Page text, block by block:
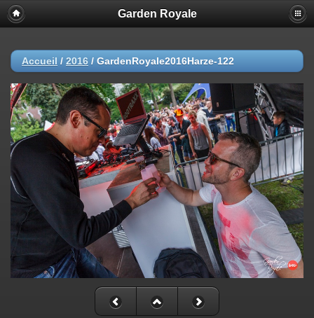
Garden Royale
Accueil / 2016 / GardenRoyale2016Harze-122